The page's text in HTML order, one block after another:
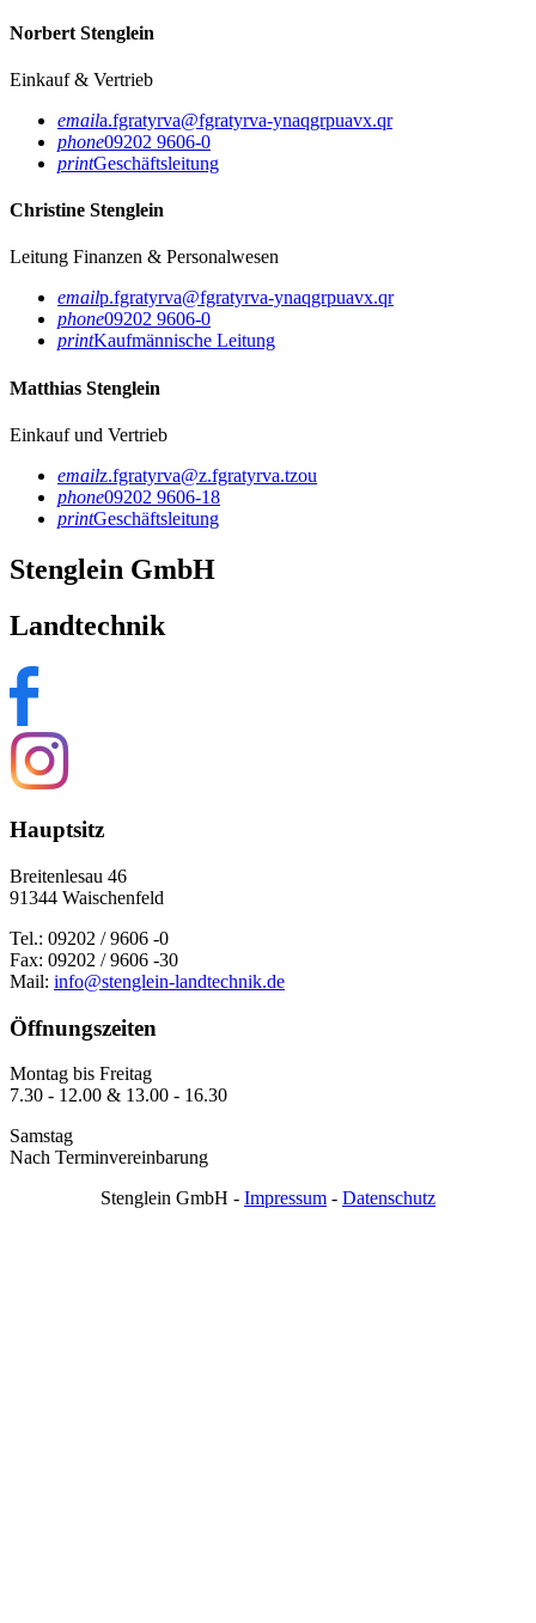
Norbert Stenglein
Einkauf & Vertrieb
emaila.fgratyrva@fgratyrva-ynaqgrpuavx.qr
phone09202 9606-0
printGeschäftsleitung
Christine Stenglein
Leitung Finanzen & Personalwesen
emailp.fgratyrva@fgratyrva-ynaqgrpuavx.qr
phone09202 9606-0
printKaufmännische Leitung
Matthias Stenglein
Einkauf und Vertrieb
emailz.fgratyrva@z.fgratyrva.tzou
phone09202 9606-18
printGeschäftsleitung
Stenglein GmbH
Landtechnik
Hauptsitz
Breitenlesau 46
91344 Waischenfeld
Tel.: 09202 / 9606 -0
Fax: 09202 / 9606 -30
Mail: info@stenglein-landtechnik.de
Öffnungszeiten
Montag bis Freitag
7.30 - 12.00 & 13.00 - 16.30
Samstag
Nach Terminvereinbarung
Stenglein GmbH - Impressum - Datenschutz